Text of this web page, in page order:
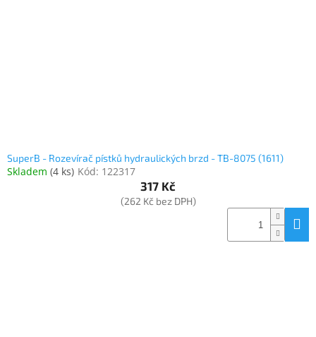
SuperB - Rozevírač pístků hydraulických brzd - TB-8075 (1611)
Skladem (4 ks) Kód: 122317
317 Kč
(262 Kč bez DPH)